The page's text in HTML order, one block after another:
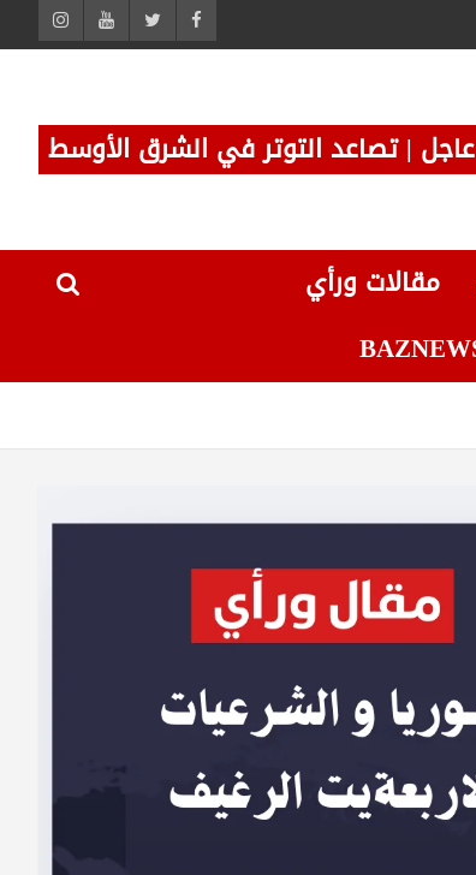
عاجل | تصاعد التوتر في الشرق الأوسط
مقالات ورأي